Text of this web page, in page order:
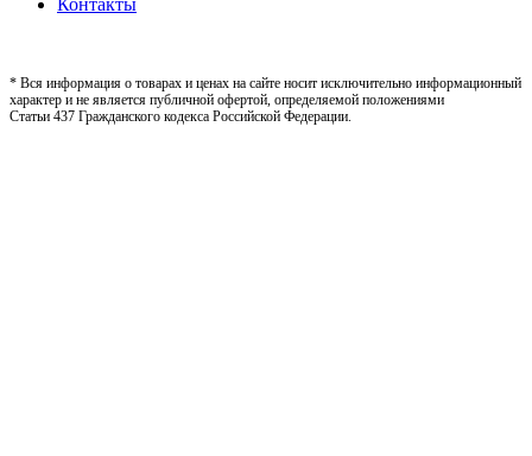
Контакты
* Вся информация о товарах и ценах на сайте носит исключительно информационный
характер и не является публичной офертой, определяемой положениями
Статьи 437 Гражданского кодекса Российской Федерации.